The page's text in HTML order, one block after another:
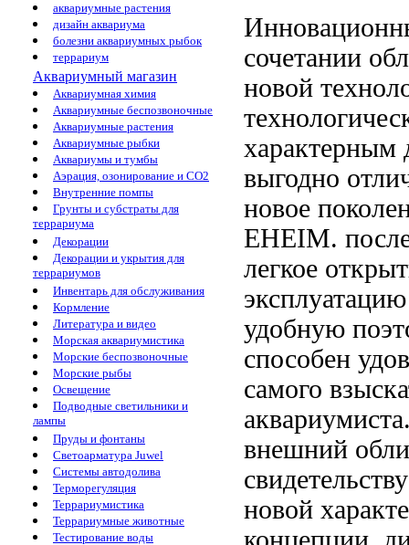
аквариумные растения
дизайн аквариума
болезни аквариумных рыбок
террариум
Аквариумный магазин
Аквариумная химия
Аквариумные беспозвоночные
Аквариумные растения
Аквариумные рыбки
Аквариумы и тумбы
Аэрация, озонирование и CO2
Внутренние помпы
Грунты и субстраты для
террариума
Декорации
Декорации и укрытия для
террариумов
Инвентарь для обслуживания
Кормление
Литература и видео
Морская аквариумистика
Морские беспозвоночные
Морские рыбы
Освещение
Подводные светильники и
лампы
Пруды и фонтаны
Светоарматура Juwel
Системы автодолива
Терморегуляция
Террариумистика
Террариумные животные
Тестирование воды
сочетании
новой
характерным
выгодно
новое
EHEIM.
легкое
эксплуатацию
удобную
способен
самого
внешний
новой